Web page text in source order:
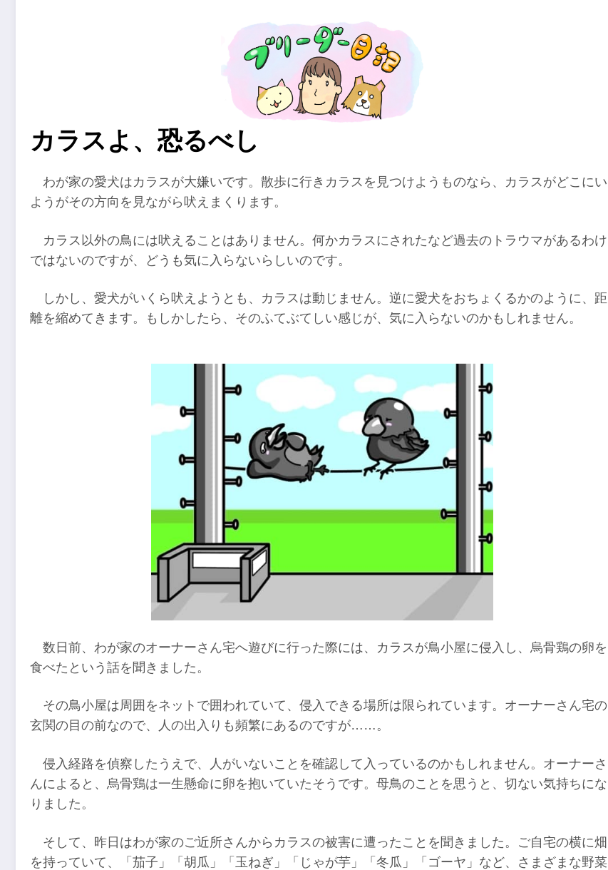
カラスよ、恐るべし
わが家の愛犬はカラスが大嫌いです。散歩に行きカラスを見つけようものなら、カラスがどこにい
ようがその方向を見ながら吠えまくります。
カラス以外の鳥には吠えることはありません。何かカラスにされたなど過去のトラウマがあるわけ
ではないのですが、どうも気に入らないらしいのです。
しかし、愛犬がいくら吠えようとも、カラスは動じません。逆に愛犬をおちょくるかのように、距
離を縮めてきます。もしかしたら、そのふてぶてしい感じが、気に入らないのかもしれません。
数日前、わが家のオーナーさん宅へ遊びに行った際には、カラスが鳥小屋に侵入し、烏骨鶏の卵を
食べたという話を聞きました。
その鳥小屋は周囲をネットで囲われていて、侵入できる場所は限られています。オーナーさん宅の
玄関の目の前なので、人の出入りも頻繁にあるのですが……。
侵入経路を偵察したうえで、人がいないことを確認して入っているのかもしれません。オーナーさ
んによると、烏骨鶏は一生懸命に卵を抱いていたそうです。母鳥のことを思うと、切ない気持ちにな
りました。
そして、昨日はわが家のご近所さんからカラスの被害に遭ったことを聞きました。ご自宅の横に畑
を持っていて、「茄子」「胡瓜」「玉ねぎ」「じゃが芋」「冬瓜」「ゴーヤ」など、さまざまな野菜